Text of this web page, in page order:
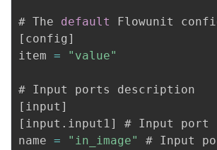
# The default
[ config ]
item = "value"
[ input ]
[ input . input1] # Input port
name = "in_image"
# Input